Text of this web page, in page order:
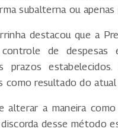
subalterna ou
destacou que a
de despesas
prazos
como resultado do
alterar a maneira
desse método